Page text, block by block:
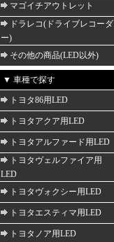
マゴイチアウトレット
ドラレコ(ドライブレコーダ
ー)
その他の商品(LED以外)
▼ 車種で探す
トヨタ86用LED
トヨタアクア用LED
トヨタアルファード用LED
トヨタヴェルファイア用
LED
トヨタヴォクシー用LED
トヨタエスティマ用LED
トヨタノア用LED